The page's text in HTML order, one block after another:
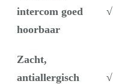
intercom goed
hoorbaar
√
Zacht,
antiallergisch
√